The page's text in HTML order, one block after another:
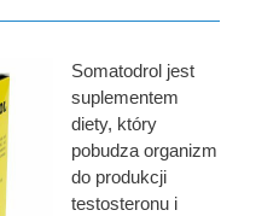
Somatodrol jest
suplementem
diety, który
pobudza organizm
do produkcji
testosteronu i